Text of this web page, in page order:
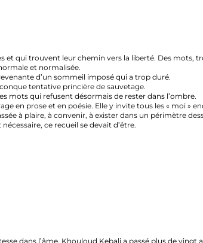
trouvent leur chemin vers la liberté. Des mots, trop
et normalisée.
d’un sommeil imposé qui a trop duré.
tentative princière de sauvetage.
qui refusent désormais de rester dans l’ombre.
prose et en poésie. Elle y invite tous les « moi »
plaire, à convenir, à exister dans un périmètre dessiné
ce recueil se devait d’être.
l’âme, Khouloud Kebali a passé plus de vingt ans